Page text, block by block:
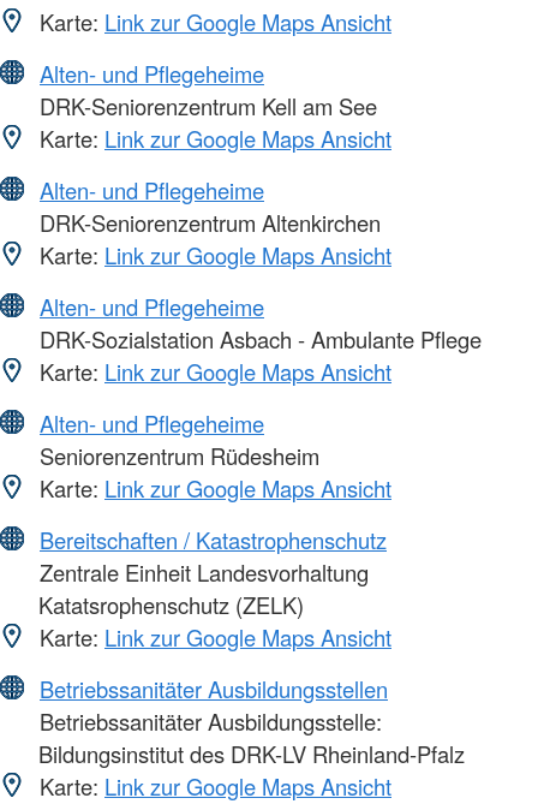
Karte: Link zur Google Maps Ansicht
Alten- und Pflegeheime
DRK-Seniorenzentrum Kell am See
Karte: Link zur Google Maps Ansicht
Alten- und Pflegeheime
DRK-Seniorenzentrum Altenkirchen
Karte: Link zur Google Maps Ansicht
Alten- und Pflegeheime
DRK-Sozialstation Asbach - Ambulante Pflege
Karte: Link zur Google Maps Ansicht
Alten- und Pflegeheime
Seniorenzentrum Rüdesheim
Karte: Link zur Google Maps Ansicht
Bereitschaften / Katastrophenschutz
Zentrale Einheit Landesvorhaltung
Katatsrophenschutz (ZELK)
Karte: Link zur Google Maps Ansicht
Betriebssanitäter Ausbildungsstellen
Betriebssanitäter Ausbildungsstelle:
Bildungsinstitut des DRK-LV Rheinland-Pfalz
Karte: Link zur Google Maps Ansicht